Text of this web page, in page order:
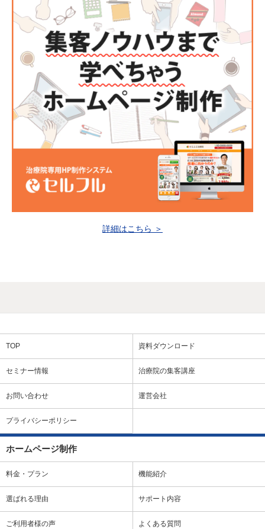
詳細はこちら ＞
TOP 資料ダウンロード
セミナー情報 治療院の集客講座
お問い合わせ 運営会社
プライバシーポリシー
ホームページ制作
料金・プラン 機能紹介
選ばれる理由 サポート内容
ご利用者様の声 よくある質問